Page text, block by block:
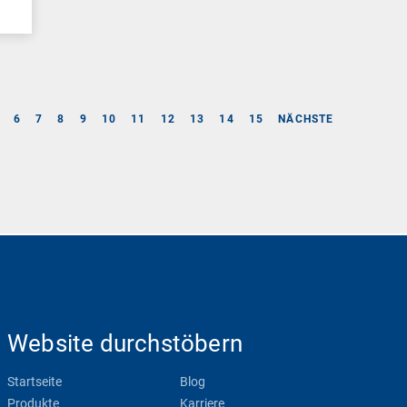
6 7 8 9 10 11 12 13 14 15 NÄCHSTE
Website durchstöbern
Startseite
Produkte
Blog
Karriere